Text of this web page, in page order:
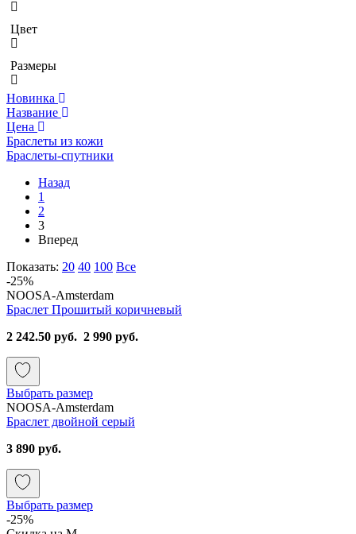
Цвет
Размеры
Новинка
Название
Цена
Браслеты из кожи
Браслеты-спутники
Назад
1
2
3
Вперед
Показать: 20 40 100 Все
-25%
NOOSA-Amsterdam
Браслет Прошитый коричневый
2 242.50 руб. 2 990 руб.
Выбрать размер
NOOSA-Amsterdam
Браслет двойной серый
3 890 руб.
Выбрать размер
-25%